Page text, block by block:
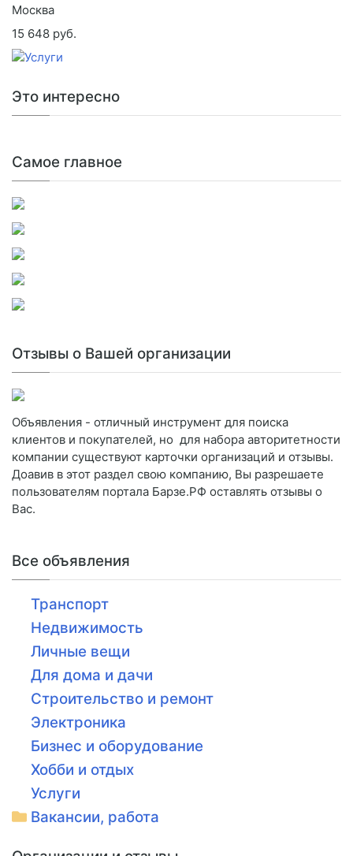
Москва
15 648 руб.
Это интересно
Самое главное
Отзывы о Вашей организации
Объявления - отличный инструмент для поиска
клиентов и покупателей, но для набора авторитетности
компании существуют карточки организаций и отзывы.
Доавив в этот раздел свою компанию, Вы разрешаете
пользователям портала Барзе.РФ оставлять отзывы о
Вас.
Все объявления
Транспорт
Недвижимость
Личные вещи
Для дома и дачи
Строительство и ремонт
Электроника
Бизнес и оборудование
Хобби и отдых
Услуги
Вакансии, работа